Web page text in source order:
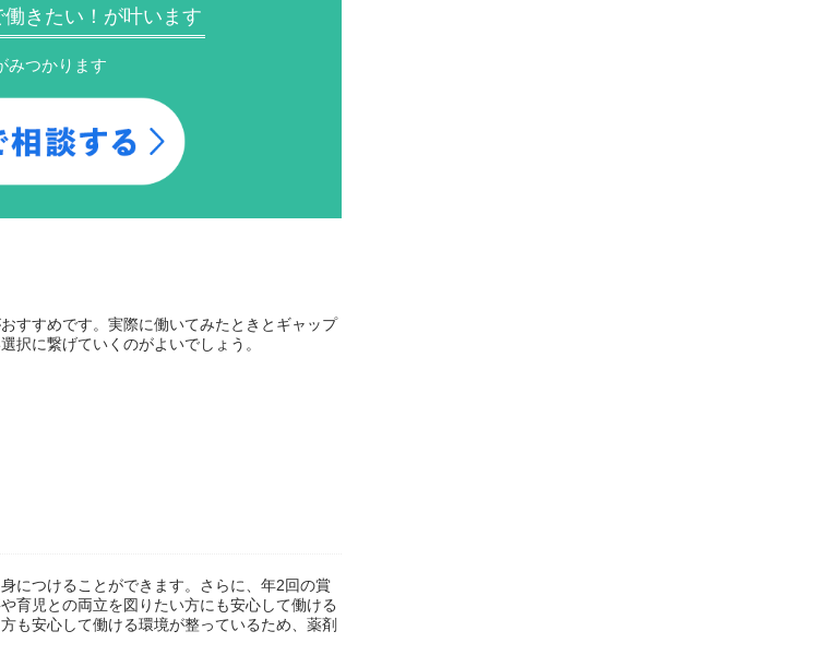
きたい！が叶います
みつかります
すすめです。実際に働いてみたときとギャップ
択に繋げていくのがよいでしょう。
につけることができます。さらに、年2回の賞
育児との両立を図りたい方にも安心して働ける
も安心して働ける環境が整っているため、薬剤